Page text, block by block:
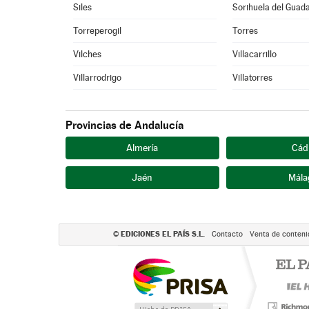
Siles Sorihuela del
Torreperogil Torres
Vilches Villacarrillo
Villarrodrigo Villatorres
Provincias de Andalucía
Almería
Jaén
© EDICIONES EL PAÍS S.L. Contacto Venta de